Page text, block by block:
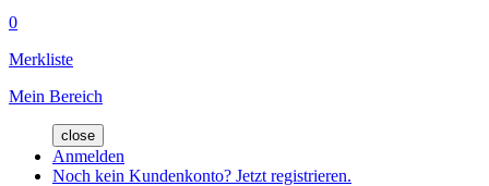
0
Merkliste
Mein Bereich
close
Anmelden
Noch kein Kundenkonto? Jetzt registrieren.